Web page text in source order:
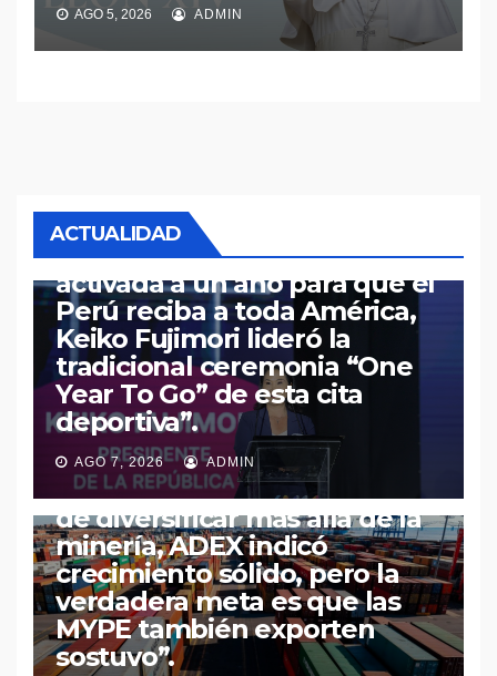
AGO 5, 2026 ADMIN
ACTUALIDAD
Parapanamericanos Lima
2027! “Cuenta regresiva
activada a un año para que el
Perú reciba a toda América,
Keiko Fujimori lideró la
tradicional ceremonia “One
Year To Go” de esta cita
deportiva”.
AGO 7, 2026 ADMIN
ECONOMÍA PERÚ
“Exportaciones peruanas
crecen 34 % (I semestre): US$
54 mil millones y el desafío
de diversificar más allá de la
minería, ADEX indicó
crecimiento sólido, pero la
verdadera meta es que las
MYPE también exporten
sostuvo”.​​
PERÚ